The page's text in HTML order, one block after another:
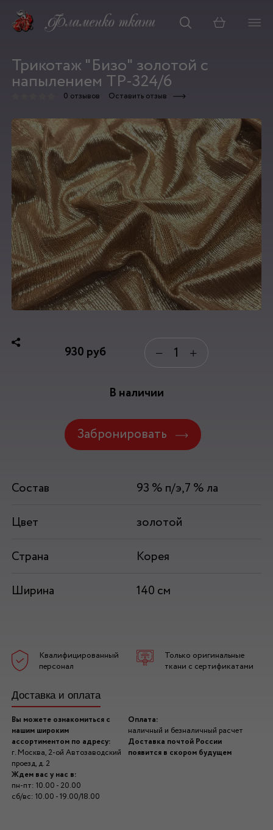
Корзина
Трикотаж "Бизо" золотой с
напылением ТР-324/6
0 отзывов Оставить отзыв
930 руб − +
В наличии
Забронировать
Состав
93 % п/э,7 % ла
Цвет
золотой
Страна
Корея
Ширина
140 см
Квалифицированный
персонал
Только оригинальные
ткани с сертификатами
Доставка и оплата
Вы можете ознакомиться с
нашим широким
ассортиментом по адресу:
г. Москва, 2-ой Автозаводский
проезд, д. 2
Ждем вас у нас в:
пн-пт: 10.00 - 20.00
сб/вс: 10.00 - 19.00/18.00
Оплата:
наличный и безналичный расчет
Доставка почтой России
появится в скором будущем